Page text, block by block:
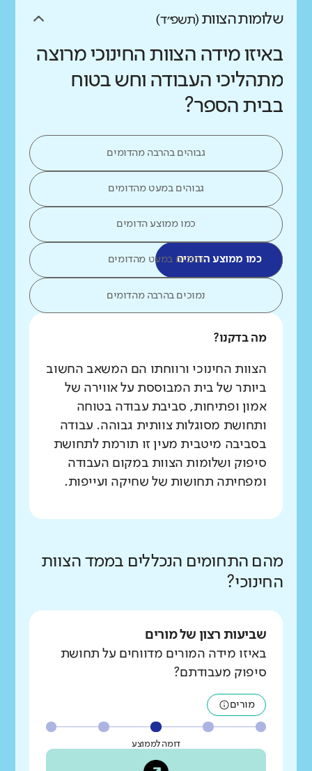
שלומות הצוות (תשפ״ד)
באיזו מידה הצוות החינוכי מרוצה
מתהליכי העבודה וחש בטוח
בבית הספר?
גבוהים בהרבה מהדומים
גבוהים במעט מהדומים
כמו ממוצע הדומים
כמו ממוצע הדומיםנמוכים במעט מהדומים
נמוכים בהרבה מהדומים
מה בדקנו?
הצוות החינוכי ורווחתו הם המשאב החשוב
ביותר של בית המבוססת על אווירה של
אמון ופתיחות, סביבת עבודה בטוחה
ותחושת מסוגלות צוותית גבוהה. עבודה
בסביבה מיטבית מעין זו תורמת לתחושת
סיפוק ושלומות הצוות במקום העבודה
ומפחיתה תחושות של שחיקה ועייפות.
מהם התחומים הנכללים בממד הצוות
החינוכי?
שביעות רצון של מורים
באיזו מידה המורים מדווחים על תחושת
סיפוק מעבודתם?
מורים
דומה לממוצע